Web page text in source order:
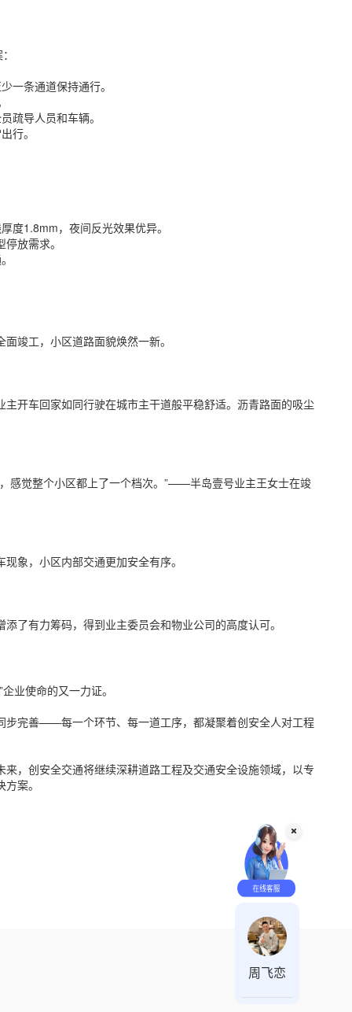
一条通道保持通行。
疏导人员和车辆。
行。
度1.8mm，夜间反光效果优异。
放需求。
竣工，小区道路面貌焕然一新。
开车回家如同行驶在城市主干道般平稳舒适。沥青路面的吸尘
感觉整个小区都上了一个档次。”——半岛壹号业主王女士在竣
象，小区内部交通更加安全有序。
了有力筹码，得到业主委员会和物业公司的高度认可。
业使命的又一力证。
步完善——每一个环节、每一道工序，都凝聚着创安全人对工程
，创安全交通将继续深耕道路工程及交通安全设施领域，以专
案。
咨询时间 周一至周日 8:00-18:00
周飞恋